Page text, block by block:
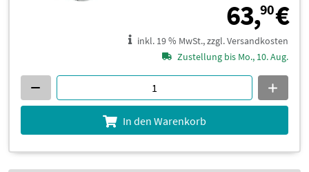
63,90€
inkl. 19 % MwSt., zzgl. Versandkosten
Zustellung bis Mo., 10. Aug.
In den Warenkorb